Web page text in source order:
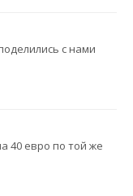
с нами
40 евро по той же